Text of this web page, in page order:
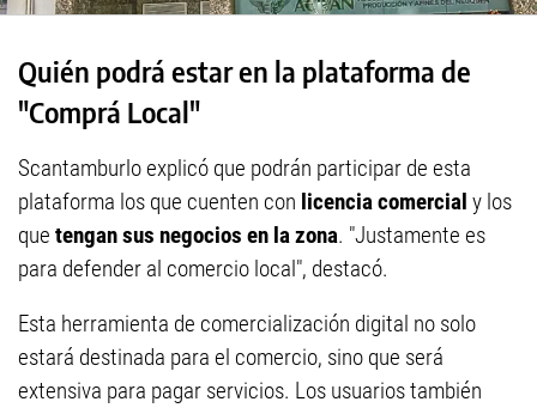
Quién podrá estar en la plataforma de
"Comprá Local"
Scantamburlo explicó que podrán participar de esta
plataforma los que cuenten con licencia comercial y los
que tengan sus negocios en la zona. "Justamente es
para defender al comercio local", destacó.
Esta herramienta de comercialización digital no solo
estará destinada para el comercio, sino que será
extensiva para pagar servicios. Los usuarios también